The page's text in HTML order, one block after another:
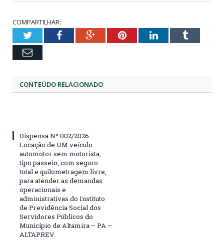
COMPARTILHAR:
TwitterFacebookGoogle+PinterestLinkedInTumblr
Email
CONTEÚDO RELACIONADO
Dispensa Nº 002/2026:
Locação de UM veículo
automotor sem motorista,
tipo passeio, com seguro
total e quilometragem livre,
para atender as demandas
operacionais e
administrativas do Instituto
de Previdência Social dos
Servidores Públicos do
Município de Altamira – PA –
ALTAPREV.